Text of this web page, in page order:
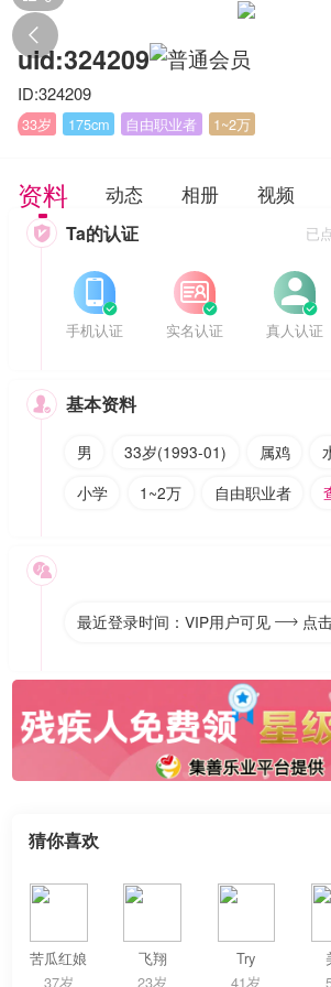

uid:324209
ID:324209
33岁 175cm 自由职业者 1~2万
资料 动态 相册 视频
 Ta的认证 已


手机认证


实名认证


真人认证
 基本资料
男 33岁(1993-01) 属鸡
小学
1~2万 自由职业者

最近登录时间：VIP用户可见  点
猜你喜欢
苦瓜红娘
37岁
飞翔
23岁
Try
41岁